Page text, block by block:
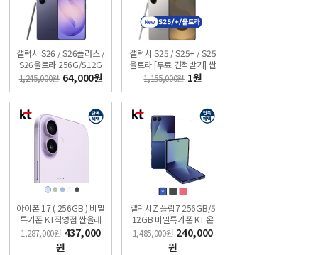
갤럭시 S26 / S26플러스 /
S26울트라 256G/512G
[무료 견적받기] 싼올레폰
1,245,000원 64,000원
갤럭시 S25 / S25+ / S25
울트라 [무료 견적받기] 싼
올레폰
1,155,000원 1원
아이폰 17 ( 256GB ) 비밀
특가폰 KT직영점 싼올레
폰
1,287,000원 437,000
원
갤럭시Z 플립7 256GB/5
12GB 비밀특가폰 KT 온
라인샵
1,485,000원 240,000
원